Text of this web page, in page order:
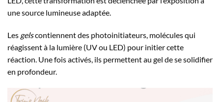
une source lumineuse adaptée.
Les gelscontiennent des photoinitiateurs, molécules qui
réagissent à la lumière (UV ou LED) pour initier cette
réaction. Une fois activés, ils permettent au gel de se solidifier
en profondeur.